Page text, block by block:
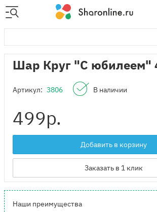
Шар Круг "С юбилеем"
Артикул: 3806 В наличии
499р.
Добавить в корзину
Заказать в 1 клик
Наши преимущества